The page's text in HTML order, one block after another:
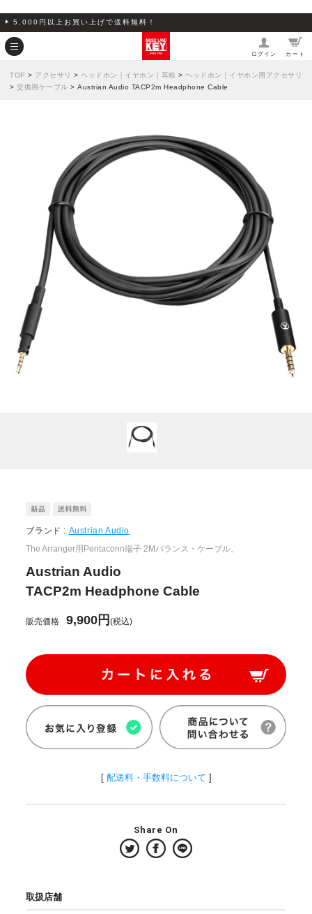
5,000円以上お買い上げで送料無料！
ログイン カート
TOP > アクセサリ > ヘッドホン｜イヤホン｜耳栓 > ヘッドホン｜イヤホン用アクセサリ
> 交換用ケーブル > Austrian Audio TACP2m Headphone Cable
ブランド : Austrian Audio
The Arranger用Pentaconn端子 2Mバランス・ケーブル。
Austrian Audio
TACP2m Headphone Cable
販売価格 9,900円(税込)
[ 配送料・手数料について ]
Share On
取扱店舗